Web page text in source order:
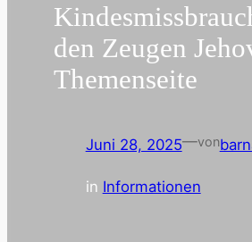
den Zeugen
Themenseite
Juni 28, 2025—von
in Informationen